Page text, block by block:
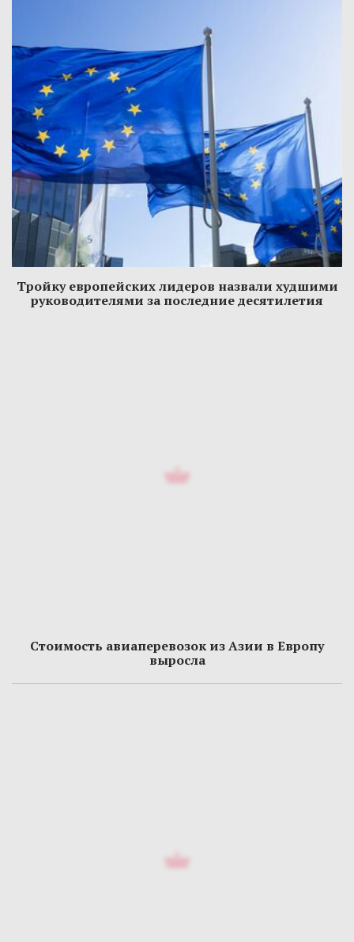
Тройку европейских лидеров назвали худшими
руководителями за последние десятилетия
Стоимость авиаперевозок из Азии в Европу
выросла